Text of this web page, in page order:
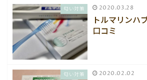
匂い対策 2020.03.28
トルマリンハ
口コミ
匂い対策 2020.02.02